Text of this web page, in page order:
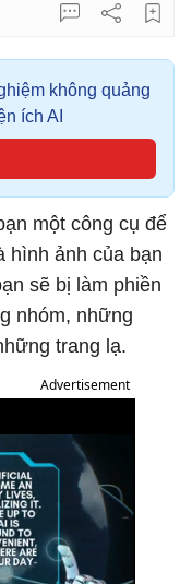
không quảng
ích AI
một công cụ để
hình ảnh của bạn
sẽ bị làm phiền
nhóm, những
trang lạ.
Advertisement